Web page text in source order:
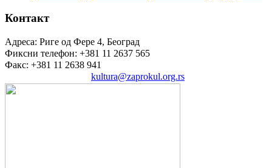
Контакт
Адреса: Риге од Фере 4, Београд
Фиксни телефон: +381 11 2637 565
Факс: +381 11 2638 941
kultura@zaprokul.org.rs